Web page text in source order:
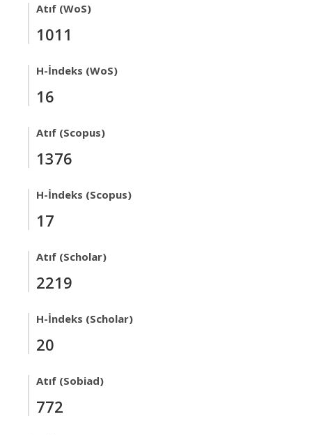
Atıf (WoS)
1011
H-İndeks (WoS)
16
Atıf (Scopus)
1376
H-İndeks (Scopus)
17
Atıf (Scholar)
2219
H-İndeks (Scholar)
20
Atıf (Sobiad)
772